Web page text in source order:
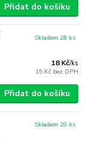
Přidat do košíku
18 Kč/ks
15 Kč bez DPH
Skladem 28 ks
Přidat do košíku
Skladem 20 ks